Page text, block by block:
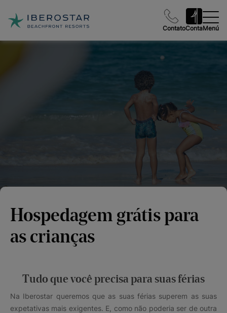
ContatoContaMenú
Hospedagem grátis para
as crianças
Tudo que você precisa para suas férias
Na Iberostar queremos que as suas férias superem as suas
expetativas mais exigentes. E, como não poderia ser de outra